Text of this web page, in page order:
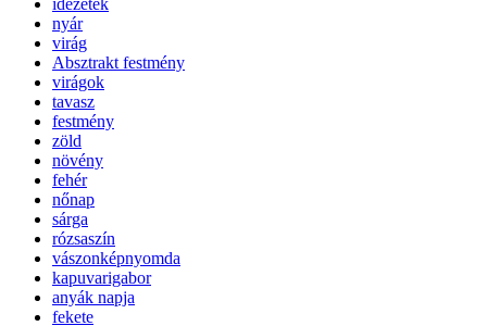
idézetek
nyár
virág
Absztrakt festmény
virágok
tavasz
festmény
zöld
növény
fehér
nőnap
sárga
rózsaszín
vászonképnyomda
kapuvarigabor
anyák napja
fekete